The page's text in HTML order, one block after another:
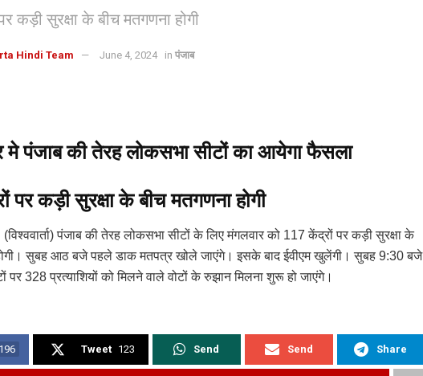
कड़ी सुरक्षा के बीच मतगणना होगी
Hindi Team June 4, 2024 in पंजाब
मे पंजाब की तेरह लोकसभा सीटों का आयेगा फैसला
पर कड़ी सुरक्षा के बीच मतगणना होगी
पंजाब की तेरह लोकसभा सीटों के लिए मंगलवार को 117 केंद्रों पर कड़ी सुरक्षा के
सुबह आठ बजे पहले डाक मतपत्र खोले जाएंगे। इसके बाद ईवीएम खुलेंगी। सुबह 9:30 बजे
पर 328 प्रत्याशियों को मिलने वाले वोटों के रुझान मिलना शुरू हो जाएंगे।
196 Tweet 123 Send Send Share